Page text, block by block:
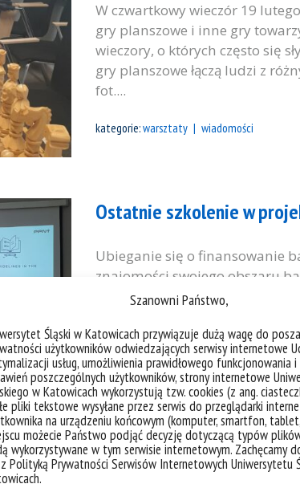
Szanowni Państwo,
Śląski w Katowicach przywiązuje dużą wagę do
użytkowników odwiedzających serwisy internetowe
usług, umożliwienia prawidłowego funkcjonowania
poszczególnych użytkowników, strony internetowe
w Katowicach wykorzystują tzw. cookies (z ang.
pliki tekstowe wysyłane przez serwis do przeglądarki
na urządzeniu końcowym (komputer, smartfon,
możecie Państwo podjąć decyzję dotyczącą typów
wykorzystywane w tym serwisie internetowym. Zachęcamy
Polityką Prywatności Serwisów Internetowych Uniwersytetu
W czwartkowy wieczór 19
gry planszowe i inne gry
wieczory, o których często się
gry planszowe łączą ludzi z
fot....
kategorie:warsztaty wiadomości
Ostatnie szkolenie w
Ubieganie się o finansowanie
znajomości swojego obszaru
wniosku, który uzyska
wniosków grantowych
mając możliwość
Welcome2US zdecydowaliśmy
kategorie:wiadomości
Malowanie, opowiadanie